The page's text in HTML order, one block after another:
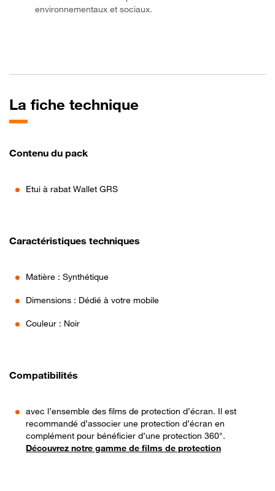
environnementaux et sociaux.
La fiche technique
Contenu du pack
Etui à rabat Wallet GRS
Caractéristiques techniques
Matière : Synthétique
Dimensions : Dédié à votre mobile
Couleur : Noir
Compatibilités
avec l’ensemble des films de protection d’écran. Il est
recommandé d’associer une protection d’écran en
complément pour bénéficier d’une protection 360°.
Découvrez notre gamme de films de protection